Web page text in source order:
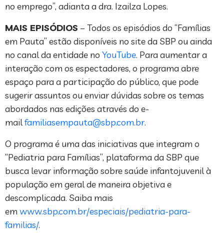
no emprego”, adianta a dra. Izailza Lopes.
MAIS EPISÓDIOS – Todos os episódios do “Famílias
em Pauta” estão disponíveis no site da SBP ou ainda
no canal da entidade no YouTube. Para aumentar a
interação com os espectadores, o programa abre
espaço para a participação do público, que pode
sugerir assuntos ou enviar dúvidas sobre os temas
abordados nas edições através do e-
mailfamiliasempauta@sbp.com.br.
O programa é uma das iniciativas que integram o
“Pediatria para Famílias”, plataforma da SBP que
busca levar informação sobre saúde infantojuvenil à
população em geral de maneira objetiva e
descomplicada. Saiba mais
em www.sbp.com.br/especiais/pediatria-para-
familias/.